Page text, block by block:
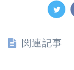
関連記事